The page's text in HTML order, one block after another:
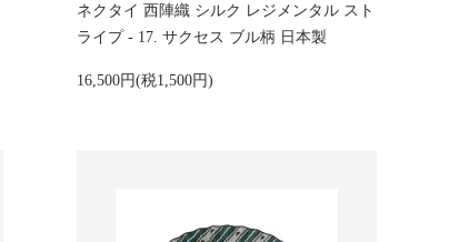
ネクタイ 西陣織 シルク レジメンタル スト
ライプ - 17. サクセス ブル柄 日本製
16,500円(税1,500円)